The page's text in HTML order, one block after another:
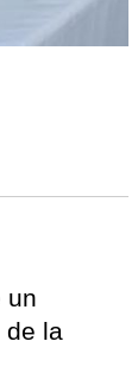
un
de la